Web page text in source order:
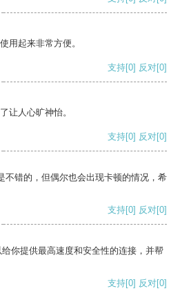
用起来非常方便。
支持[0] 反对[0]
让人心旷神怡。
支持[0] 反对[0]
不错的，但偶尔也会出现卡顿的情况，希
支持[0] 反对[0]
你提供最高速度和安全性的连接，并帮
支持[0] 反对[0]